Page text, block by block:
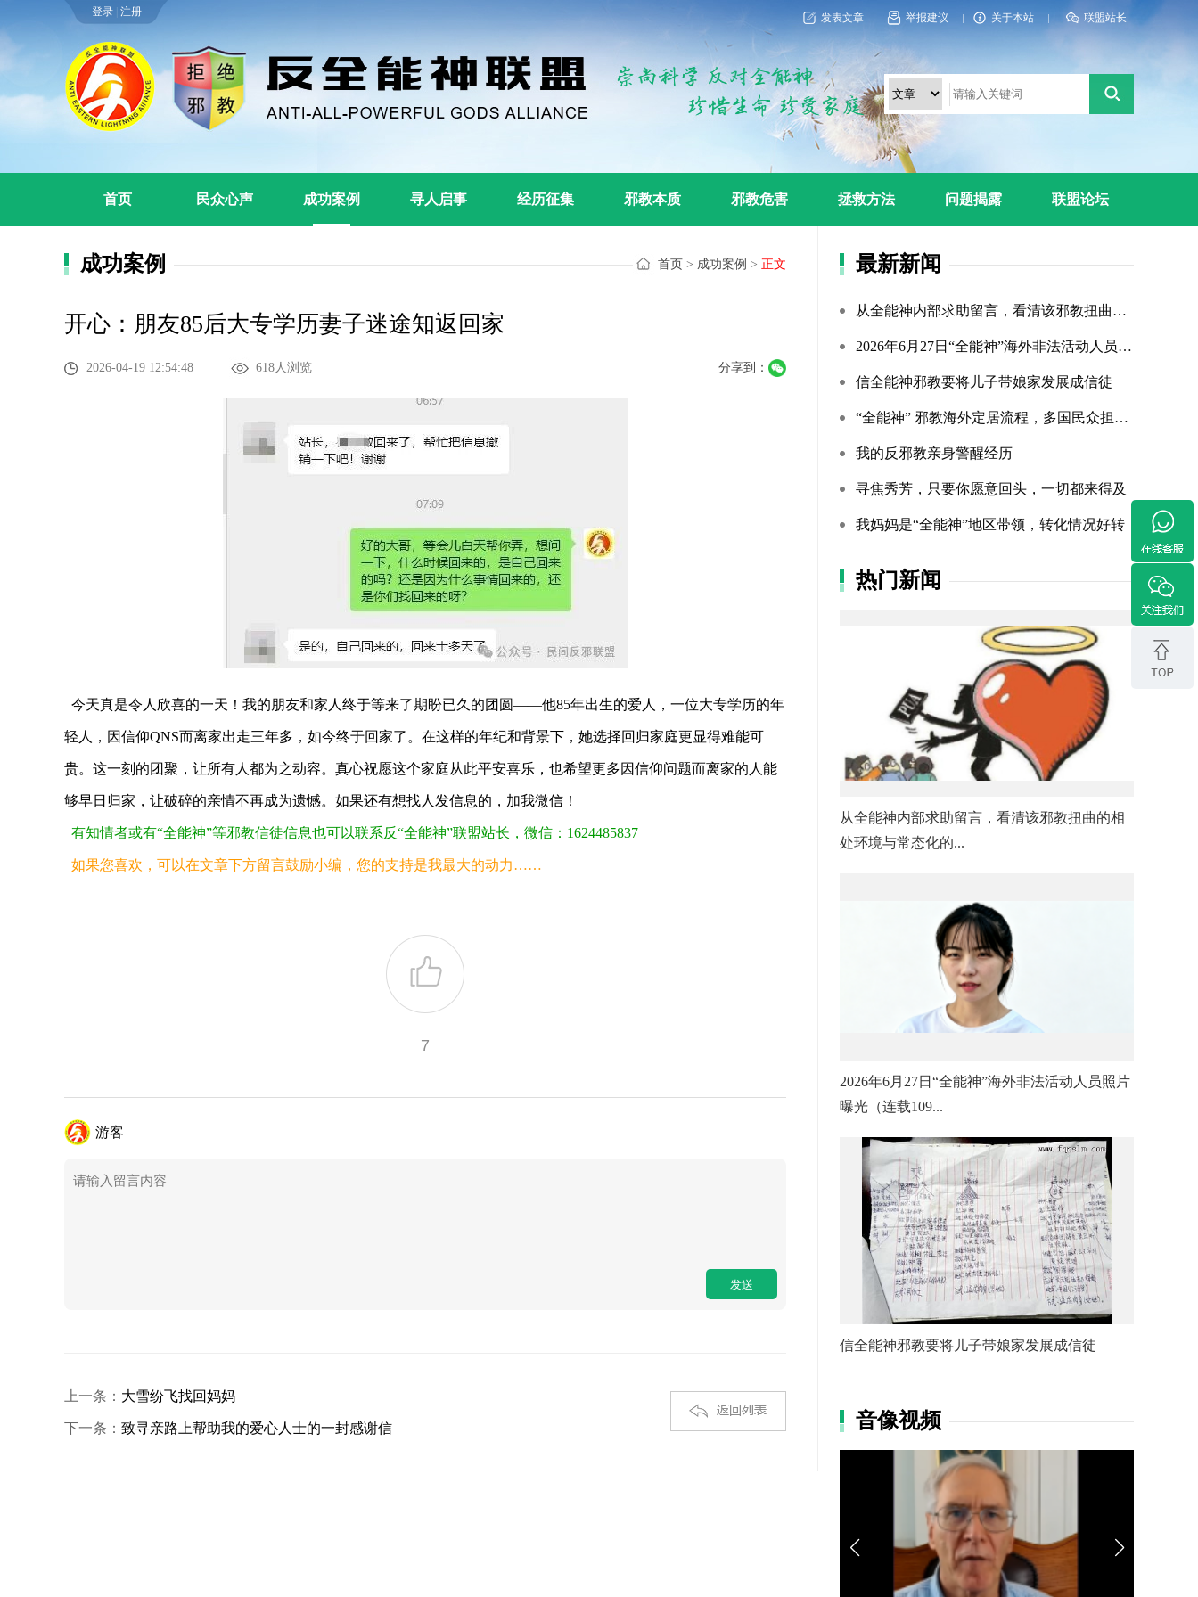
登录| 注册 发表文章 举报建议 关于本站 联盟站长
首页 民众心声 成功案例 寻人启事 经历征集 邪教本质 邪教危害 拯救方法 问题揭露 联盟论坛
首页 > 成功案例 > 正文
成功案例
开心：朋友85后大专学历妻子迷途知返回家
2026-04-19 12:54:48 618人浏览 分享到：
今天真是令人欣喜的一天！我的朋友和家人终于等来了期盼已久的团圆——他85年出生的爱人，一位大专学历的年
轻人，因信仰QNS而离家出走三年多，如今终于回家了。在这样的年纪和背景下，她选择回归家庭更显得难能可
贵。这一刻的团聚，让所有人都为之动容。真心祝愿这个家庭从此平安喜乐，也希望更多因信仰问题而离家的人能
够早日归家，让破碎的亲情不再成为遗憾。如果还有想找人发信息的，加我微信！
有知情者或有“全能神”等邪教信徒信息也可以联系反“全能神”联盟站长，微信：1624485837
如果您喜欢，可以在文章下方留言鼓励小编，您的支持是我最大的动力……
7
游客
上一条： 大雪纷飞找回妈妈
下一条： 致寻亲路上帮助我的爱心人士的一封感谢信
最新新闻
从全能神内部求助留言，看清该邪教扭曲的相处环境与常态化的...
2026年6月27日“全能神”海外非法活动人员照片曝光（连载109...
信全能神邪教要将儿子带娘家发展成信徒
“全能神” 邪教海外定居流程，多国民众担忧难民法遭滥用
我的反邪教亲身警醒经历
寻焦秀芳，只要你愿意回头，一切都来得及
我妈妈是“全能神”地区带领，转化情况好转
热门新闻
从全能神内部求助留言，看清该邪教扭曲的相
处环境与常态化的...
2026年6月27日“全能神”海外非法活动人员照片
曝光（连载109...
信全能神邪教要将儿子带娘家发展成信徒
音像视频